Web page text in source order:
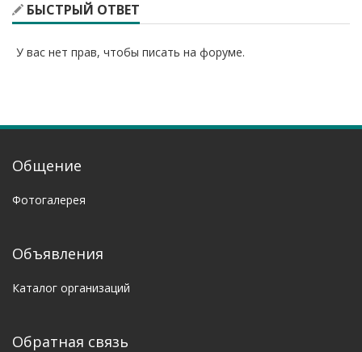
БЫСТРЫЙ ОТВЕТ
У вас нет прав, чтобы писать на форуме.
Общение
Фотогалерея
Объявления
Каталог организаций
Обратная связь